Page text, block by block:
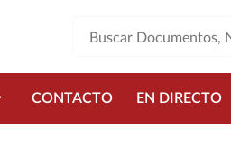
CONTACTO EN DIRECTO